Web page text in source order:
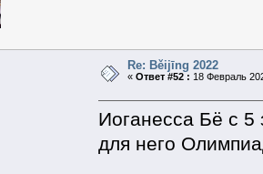
Re: Běijīng 2022
«Ответ #52 : 18 Февраль
Иоганесса Бё с
для него